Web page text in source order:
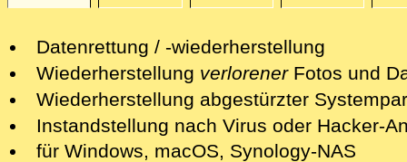
Datenrettung
Datenrettung / -wiederherstellung
Wir retten Ihre verlorenen Daten mit
professionellen Mitteln.
Nach einer ersten kostenfreien
Schadens unterbreiten wir Ihnen ein
Wiederherstellung verlorenerFotos und
Nach einer erfolgreichen Datenrettung
wir Ihre Fotos und andere Dateien auf
neuen Datenträger bereit.
Wiederherstellung abgestürzter
Wir retten Systempartitionen und
System wieder bootfähig - soweit
Instandstellung nach Virus oder Hacker-
Wir isolieren die Gefahren und
für Windows, macOS, Synology-NAS